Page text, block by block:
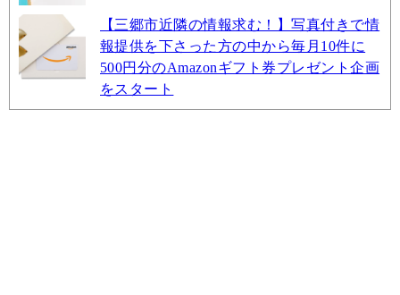
【三郷市近隣の情報求む！】写真付きで情
報提供を下さった方の中から毎月10件に
500円分のAmazonギフト券プレゼント企画
をスタート